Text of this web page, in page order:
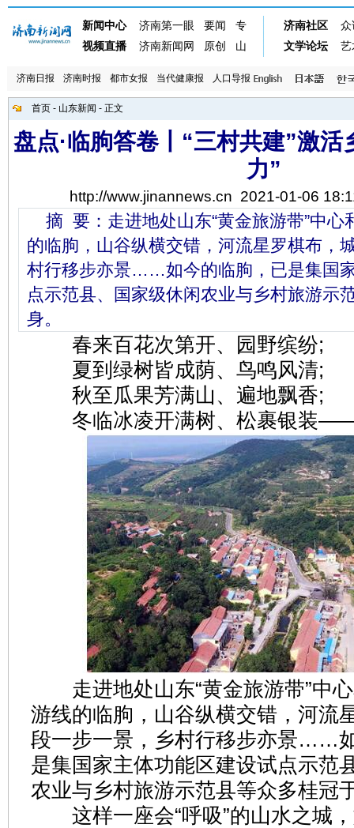
济南日报 济南时报 都市女报 当代健康报 人口导报
首页 - 山东新闻 - 正文
盘点·临朐答卷丨“三村共建”激活
力”
http://www.jinannews.cn 2021-01-06
摘 要：走进地处山东“黄金旅游带”中心
的临朐，山谷纵横交错，河流星罗棋布，
村行移步亦景……如今的临朐，已是集国
点示范县、国家级休闲农业与乡村旅游示
身。
春来百花次第开、园野缤纷;
夏到绿树皆成荫、鸟鸣风清;
秋至瓜果芳满山、遍地飘香;
冬临冰凌开满树、松裹银装
走进地处山东“黄金旅游带”中心
游线的临朐，山谷纵横交错，河流
段一步一景，乡村行移步亦景……
是集国家主体功能区建设试点示范
农业与乡村旅游示范县等众多桂冠
这样一座会“呼吸”的山水之城，